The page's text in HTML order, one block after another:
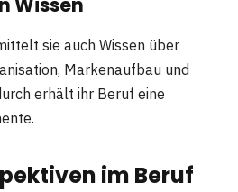
Wissen
sie auch Wissen über
Markenaufbau und
erhält ihr Beruf eine
im Beruf